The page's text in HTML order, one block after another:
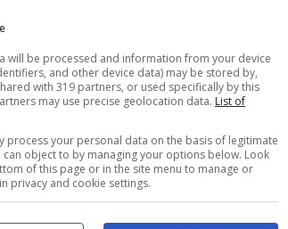
anzitutto lafesta dei lavorator
will be processed and information from your device
and other device data) may be stored by,
with 319 partners, or used specifically by this
may use precise geolocation data. List of
process your personal data on the basis of legitimate
can object to by managing your options below. Look
of this page or in the site menu to manage or
privacy and cookie settings.